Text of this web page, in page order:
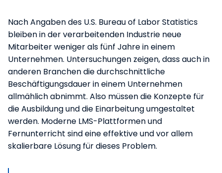
Nach Angaben des U.S. Bureau of Labor Statistics
bleiben in der verarbeitenden Industrie neue
Mitarbeiter weniger als fünf Jahre in einem
Unternehmen. Untersuchungen zeigen, dass auch in
anderen Branchen die durchschnittliche
Beschäftigungsdauer in einem Unternehmen
allmählich abnimmt. Also müssen die Konzepte für
die Ausbildung und die Einarbeitung umgestaltet
werden. Moderne LMS-Plattformen und
Fernunterricht sind eine effektive und vor allem
skalierbare Lösung für dieses Problem.